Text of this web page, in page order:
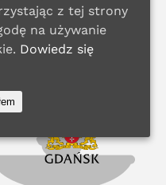
z tej strony
na używanie
Dowiedz się